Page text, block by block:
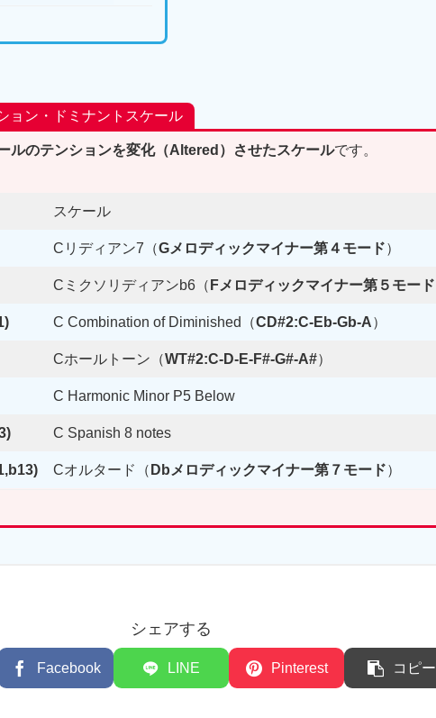
ョン・ドミナントスケール
ルのテンションを変化（Altered）させたスケールです。
スケール
Cリディアン7（Gメロディックマイナー第４モード）
Cミクソリディアンb6（ Fメロディックマイナー第５モード
C Combination of Diminished（CD#2:C-Eb-Gb-A）
Cホールトーン（WT#2:C-D-E-F#-G#-A#）
C Harmonic Minor P5 Below
C Spanish 8 notes
Cオルタード（ Dbメロディックマイナー第７モード）
シェアする
Facebook LINE Pinterest コピー